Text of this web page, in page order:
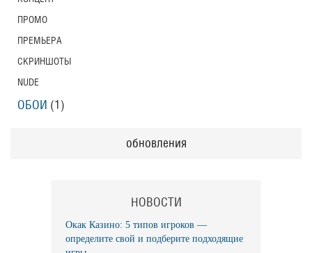
ПРОМО
ПРЕМЬЕРА
СКРИНШОТЫ
NUDE
ОБОИ (1)
обновления
НОВОСТИ
Окак Казино: 5 типов игроков —
определите свой и подберите подходящие